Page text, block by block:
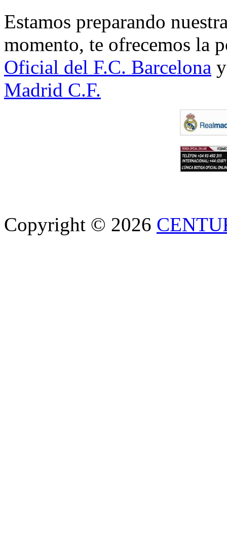
Estamos preparando
momento, te ofrecemos la
Oficial del F.C. Barcelona
Madrid C.F.
Copyright © 2026